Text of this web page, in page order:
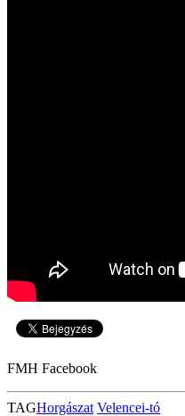
FMH Facebook
TAGHorgászat Velencei-tó